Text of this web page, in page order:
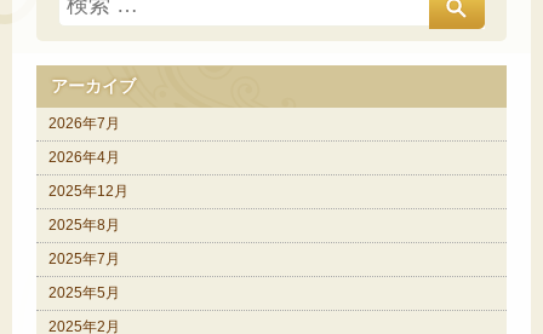
アーカイブ
2026年7月
2026年4月
2025年12月
2025年8月
2025年7月
2025年5月
2025年2月